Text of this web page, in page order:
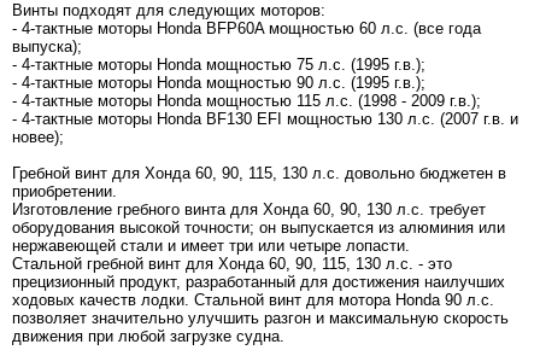
Винты подходят для следующих моторов:
- 4-тактные моторы Honda BFP60A мощностью 60 л.с. (все года
выпуска);
- 4-тактные моторы Honda мощностью 75 л.с. (1995 г.в.);
- 4-тактные моторы Honda мощностью 90 л.с. (1995 г.в.);
- 4-тактные моторы Honda мощностью 115 л.с. (1998 - 2009 г.в.);
- 4-тактные моторы Honda BF130 EFI мощностью 130 л.с. (2007 г.в. и
новее);
Гребной винт для Хонда 60, 90, 115, 130 л.с. довольно бюджетен в
приобретении.
Изготовление гребного винта для Хонда 60, 90, 130 л.с. требует
оборудования высокой точности; он выпускается из алюминия или
нержавеющей стали и имеет три или четыре лопасти.
Стальной гребной винт для Хонда 60, 90, 115, 130 л.с. - это
прецизионный продукт, разработанный для достижения наилучших
ходовых качеств лодки. Стальной винт для мотора Honda 90 л.с.
позволяет значительно улучшить разгон и максимальную скорость
движения при любой загрузке судна.